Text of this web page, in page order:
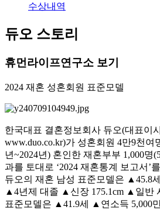
수상내역
듀오 스토리
휴먼라이프연구소 보기
2024 재혼 성혼회원 표준모델
한국대표 결혼정보회사 듀오(대표이
www.duo.co.kr)가 성혼회원 4만9천여
년~2024년) 혼인한 재혼부부 1,000명
과를 토대로 ‘2024 재혼통계 보고서’
듀오의 재혼 남성 표준모델은 ▲45.8
▲4년제 대졸 ▲신장 175.1cm ▲일반
표준모델은 ▲41.9세 ▲연소득 5,000